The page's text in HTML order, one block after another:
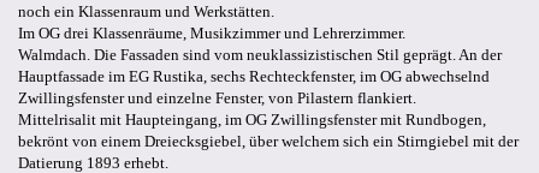
noch ein Klassenraum und Werkstätten.
Im OG drei Klassenräume, Musikzimmer und Lehrerzimmer.
Walmdach. Die Fassaden sind vom neuklassizistischen Stil geprägt. An der
Hauptfassade im EG Rustika, sechs Rechteckfenster, im OG abwechselnd
Zwillingsfenster und einzelne Fenster, von Pilastern flankiert.
Mittelrisalit mit Haupteingang, im OG Zwillingsfenster mit Rundbogen,
bekrönt von einem Dreiecksgiebel, über welchem sich ein Stirngiebel mit der
Datierung 1893 erhebt.